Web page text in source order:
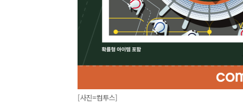
[사진=컴투스]